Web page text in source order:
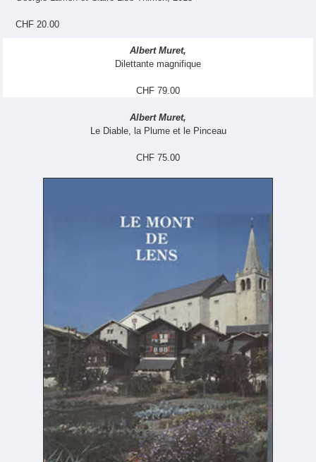
CHF 20.00
Albert Muret,
Dilettante magnifique
CHF 79.00
Albert Muret,
Le Diable, la Plume et le Pinceau
CHF 75.00